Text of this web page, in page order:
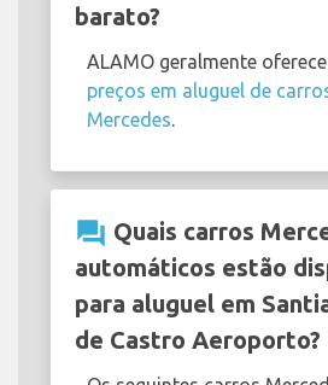
barato?
ALAMO geralmente
preços em aluguel de
Mercedes.
question_answer Quais carros
automáticos estão
para aluguel em
de Castro Aeroporto?